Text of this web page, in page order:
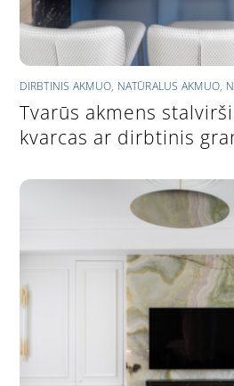
DIRBTINIS AKMUO, NATŪRALUS AKMUO,
Tvarūs akmens
kvarcas ar dirbtinis